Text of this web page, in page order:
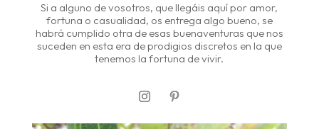
Si a alguno de vosotros, que llegáis aquí por amor,
fortuna o casualidad, os entrega algo bueno, se
habrá cumplido otra de esas buenaventuras que nos
suceden en esta era de prodigios discretos en la que
tenemos la fortuna de vivir.